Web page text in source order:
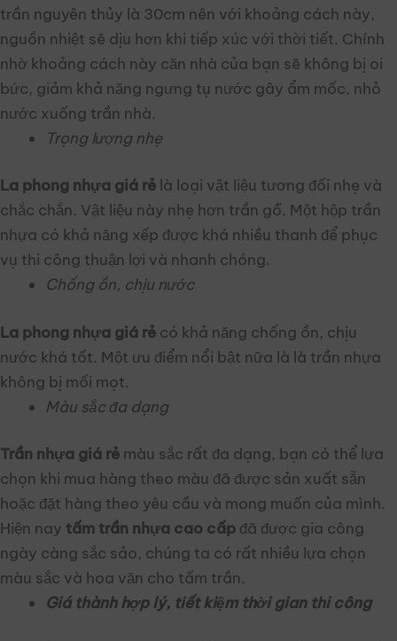
trần nguyên thủy là 30cm nên với khoảng cách này,
nguồn nhiệt sẽ dịu hơn khi tiếp xúc với thời tiết. Chính
nhờ khoảng cách này căn nhà của bạn sẽ không bị oi
bức, giảm khả năng ngưng tụ nước gây ẩm mốc, nhỏ
nước xuống trần nhà.
Trọng lượng nhẹ
La phong nhựa giá rẻ là loại vật liệu tương đối nhẹ và
chắc chắn. Vật liệu này nhẹ hơn trần gỗ. Một hộp trần
nhựa có khả năng xếp được khá nhiều thanh để phục
vụ thi công thuận lợi và nhanh chóng.
Chống ồn, chịu nước
La phong nhựa giá rẻ có khả năng chống ồn, chịu
nước khá tốt. Một ưu điểm nổi bật nữa là là trần nhựa
không bị mối mọt.
Màu sắc đa dạng
Trần nhựa giá rẻ màu sắc rất đa dạng, bạn có thể lựa
chọn khi mua hàng theo màu đã được sản xuất sẵn
hoặc đặt hàng theo yêu cầu và mong muốn của mình.
Hiện nay tấm trần nhựa cao cấp đã được gia công
ngày càng sắc sảo, chúng ta có rất nhiều lựa chọn
màu sắc và hoa văn cho tấm trần.
Giá thành hợp lý, tiết kiệm thời gian thi công